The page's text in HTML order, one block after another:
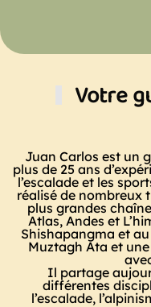
Votre
Juan Carlos est un
plus de 25 ans
l’escalade et les
réalisé de nombreux
plus grandes
Atlas, Andes et
Shishapangma et
Muztagh Ata et
Il partage
différentes
l’escalade,